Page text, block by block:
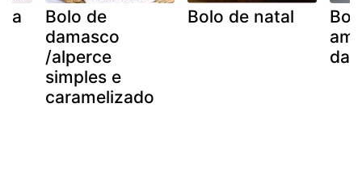
Bolo de
damasco
/alperce
simples e
caramelizado
Bolo de natal